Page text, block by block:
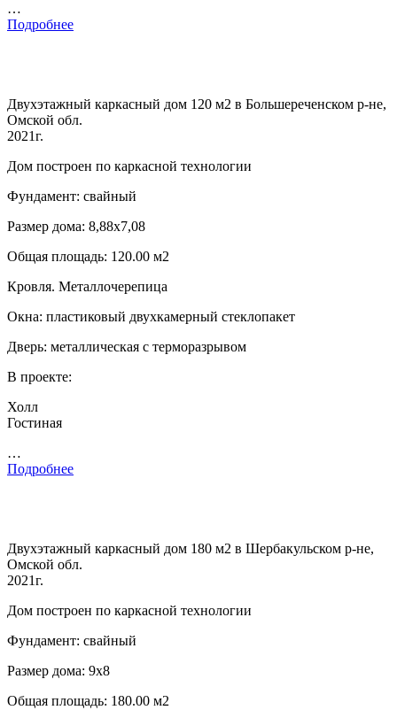
…
Подробнее
Двухэтажный каркасный дом 120 м2 в Большереченском р-не,
Омской обл.
2021г.
Дом построен по каркасной технологии
Фундамент: свайный
Размер дома: 8,88х7,08
Общая площадь: 120.00 м2
Кровля. Металлочерепица
Окна: пластиковый двухкамерный стеклопакет
Дверь: металлическая с терморазрывом
В проекте:
Холл
Гостиная
…
Подробнее
Двухэтажный каркасный дом 180 м2 в Шербакульском р-не,
Омской обл.
2021г.
Дом построен по каркасной технологии
Фундамент: свайный
Размер дома: 9х8
Общая площадь: 180.00 м2